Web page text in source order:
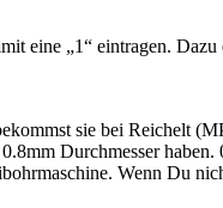
eine „1“ eintragen.
sie bei Reichelt
Durchmesser
Wenn Du